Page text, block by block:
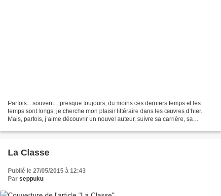
Parfois... souvent... presque toujours, du moins ces derniers temps et les
temps sont longs, je cherche mon plaisir littéraire dans les œuvres d’hier.
Mais, parfois, j’aime découvrir un nouvel auteur, suivre sa carrière, sa
La Classe
Publié le 27/05/2015 à 12:43
Par seppuku